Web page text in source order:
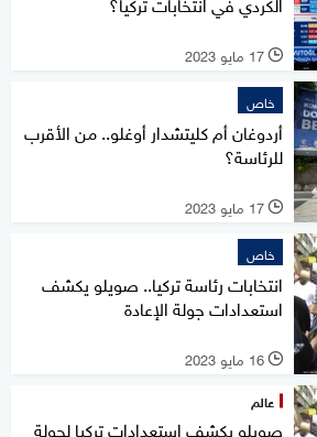
l 17 مايو 2023
خاص
أردوغان أم كليتشدار أوغلو.. من الأقرب
للرئاسة؟
l 17 مايو 2023
خاص
انتخابات رئاسة تركيا.. صويلو يكشف
استعدادات جولة الإعادة
l 16 مايو 2023
عالم
صويلو يكشف استعدادات تركيا لجولة